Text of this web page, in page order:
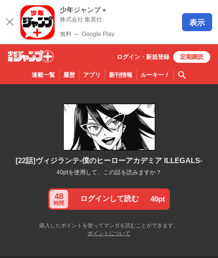
少年ジャンプ＋
株式会社 集英社
無料 ─ Google Play
表示
少年ジ
ャンプ
連載一覧 履歴 アプリ 新刊情報 ルーキー！ 検索
ログイン・ 新規登録 定期購読
[22話]ヴィジランテ-僕のヒーローアカデミア ILLEGALS-
40ptを使用して、この話を読みますか？
48
時間
ログインして読む 40pt
購入したポイントを使ってマンガを読むことができます。
ポイントについて